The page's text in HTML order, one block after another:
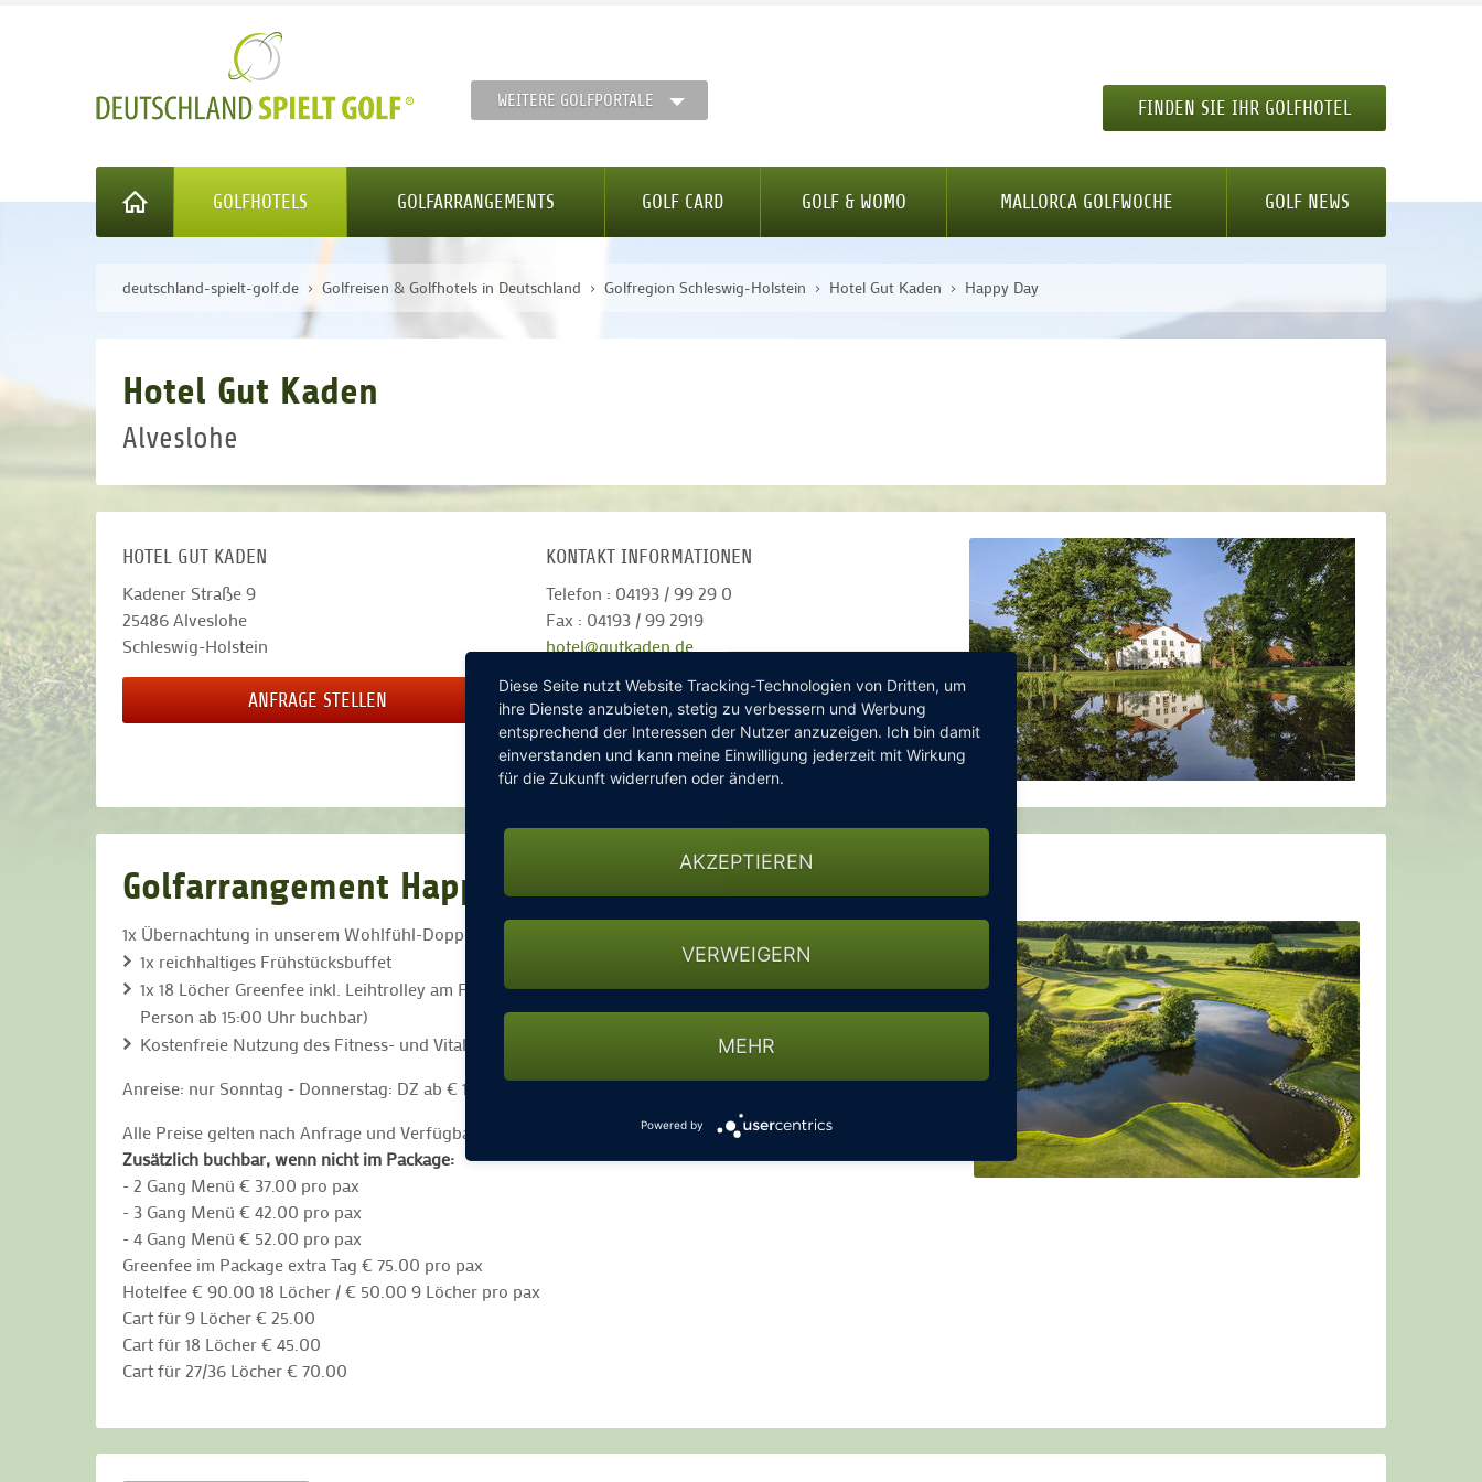
WEITERE GOLFPORTALE FINDEN SIE IHR GOLFHOTEL
GOLFHOTELS GOLFARRANGEMENTS GOLF CARD GOLF & WOMO MALLORCA GOLFWOCHE GOLF NEWS
deutschland-spielt-golf.de Golfreisen & Golfhotels in Deutschland Golfregion Schleswig-Holstein Hotel Gut Kaden Happy Day
Hotel Gut Kaden
Alveslohe
HOTEL GUT KADEN
Kadener Straße 9
25486Alveslohe
Schleswig-Holstein
ANFRAGE STELLEN
KONTAKT INFORMATIONEN
Telefon : 04193 / 99 29 0
Fax : 04193 / 99 2919
hotel@gutkaden.de
Golfarrangement Happy Day
1x Übernachtung in unserem Wohlfühl-Doppelzimmer
1x reichhaltiges Frühstücksbuffet
1x 18 Löcher Greenfee inkl. Leihtrolley am Folgetag (zusätzliche Greenfee für den Anreisetag € 90.00 pro
Person ab 15:00 Uhr buchbar)
Kostenfreie Nutzung des Fitness- und Vitalbereichs
Anreise: nur Sonntag - Donnerstag: DZ ab € 165.00 pro pax [&] stay, EZ ab € 215.00 pro pax [&] stay
Alle Preise gelten nach Anfrage und Verfügbarkeit!
Zusätzlich buchbar, wenn nicht im Package:
- 2 Gang Menü € 37.00 pro pax
- 3 Gang Menü € 42.00 pro pax
- 4 Gang Menü € 52.00 pro pax
Greenfee im Package extra Tag € 75.00 pro pax
Hotelfee € 90.00 18 Löcher / € 50.00 9 Löcher pro pax
Cart für 9 Löcher € 25.00
Cart für 18 Löcher € 45.00
Cart für 27/36 Löcher € 70.00
Diese Seite nutzt Website Tracking-Technologien von Dritten, um
ihre Dienste anzubieten, stetig zu verbessern und Werbung
entsprechend der Interessen der Nutzer anzuzeigen. Ich bin damit
einverstanden und kann meine Einwilligung jederzeit mit Wirkung
für die Zukunft widerrufen oder ändern.
AKZEPTIEREN
VERWEIGERN
MEHR
Powered by